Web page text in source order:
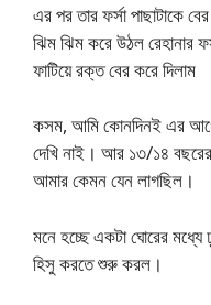
এর পর তার ফর্সা পাছাটাকে
ঝিম ঝিম করে উঠল রেহানার
ফাটিয়ে রক্ত বের করে দিলাম
কসম, আমি কোনদিনই এর আগে
দেখি নাই। আর ১৩/১৪ বছরের
আমার কেমন যেন লাগছিল।
মনে হচ্ছে একটা ঘোরের
হিসু করতে শুরু করল।